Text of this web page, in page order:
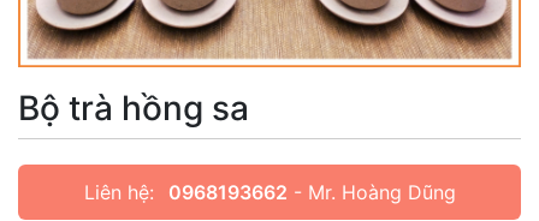
Bộ trà hồng sa
Liên hệ: 0968193662 - Mr. Hoàng Dũng